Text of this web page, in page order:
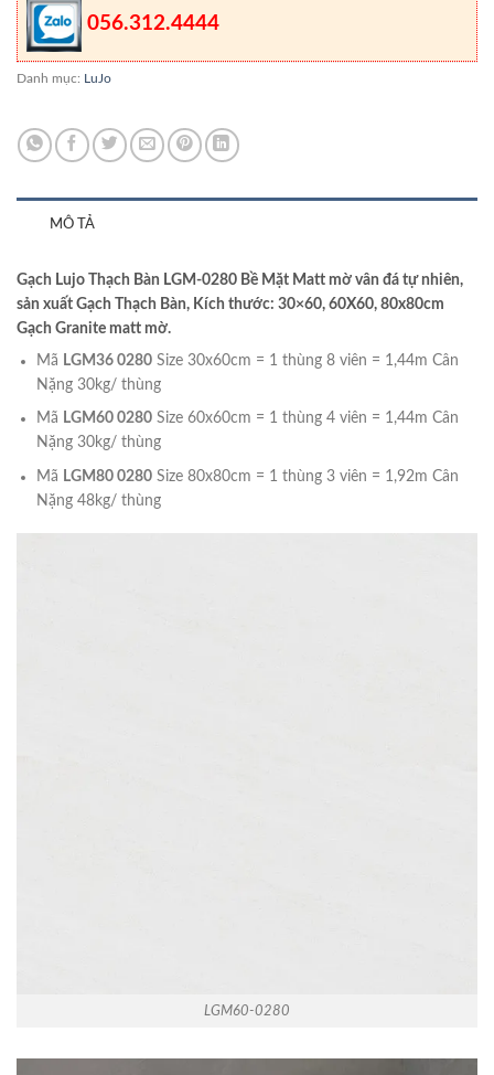
056.312.4444
Danh mục: LuJo
MÔ TẢ
Gạch Lujo Thạch Bàn LGM-0280 Bề Mặt Matt mờ vân đá tự nhiên,
sản xuất Gạch Thạch Bàn, Kích thước: 30×60, 60X60, 80x80cm
Gạch Granite matt mờ.
Mã LGM36 0280 Size 30x60cm = 1 thùng 8 viên = 1,44m Cân
Nặng 30kg/ thùng
Mã LGM60 0280 Size 60x60cm = 1 thùng 4 viên = 1,44m Cân
Nặng 30kg/ thùng
Mã LGM80 0280 Size 80x80cm = 1 thùng 3 viên = 1,92m Cân
Nặng 48kg/ thùng
LGM60-0280